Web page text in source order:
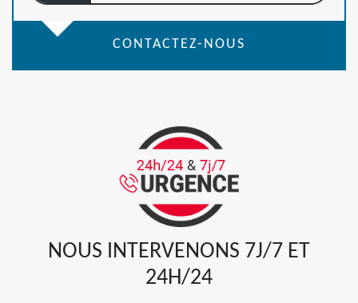
CONTACTEZ-NOUS
NOUS INTERVENONS 7J/7 ET
24H/24